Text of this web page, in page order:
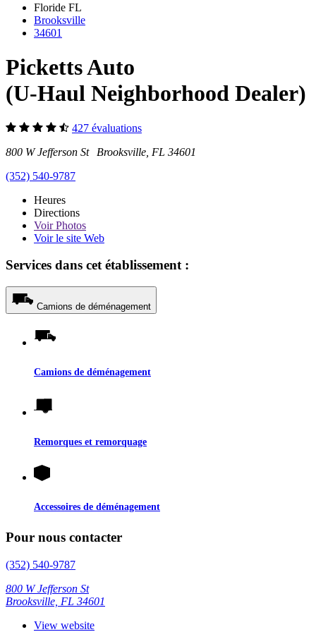
Floride FL
Brooksville
34601
Picketts Auto
(U-Haul Neighborhood Dealer)
427 évaluations
800 W Jefferson St Brooksville, FL 34601
(352) 540-9787
Heures
Directions
VoirPhotos
Voir le site Web
Services dans cet établissement :
Camions de déménagement
Camions de déménagement
Remorques et remorquage
Accessoires de déménagement
Pour nous contacter
(352) 540-9787
800 W Jefferson St
Brooksville, FL 34601
View website